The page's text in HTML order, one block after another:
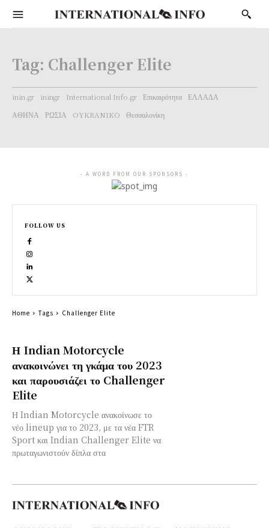
Tag: Challenger Elite
inin.gr iningr International Info.gr Επικαιρότητα
ΕΛΛΑΔΑ
ΑΘΗΝΑ
ΡΩΣΙΑ OYKRANIKO Θεσσαλονίκη
Η Indian Motorcycle
ανακοινώνει τη γκάμα του 2023
και παρουσιάζει το Challenger
Elite
Η Indian Motorcycle ανακοίνωσε το
νέο lineup για το 2023, με τα νέα FTR
Sport και Indian Challenger Elite να
πρωταγωνιστούν δίπλα στα
- A WORD FROM OUR SPONSORS -
FOLLOW US
Home Tags Challenger Elite